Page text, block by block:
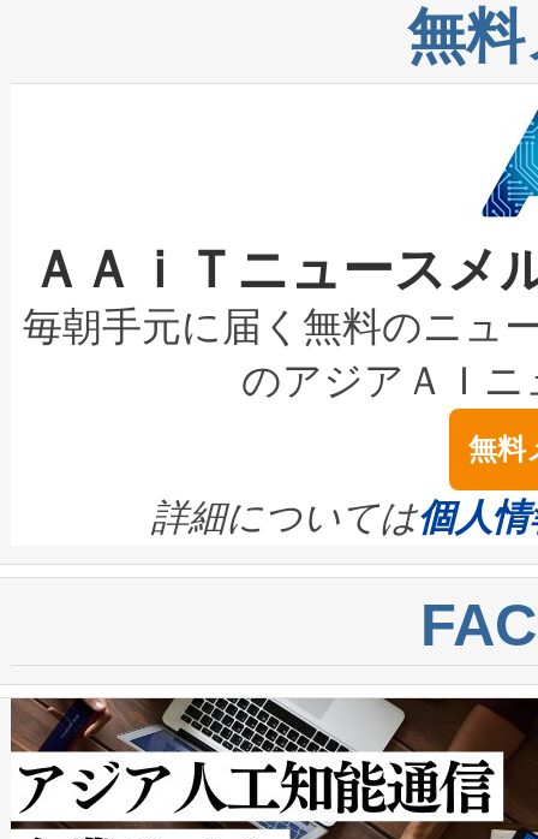
上げおよび商用化段階におけ
設備整備および立ち上げ調整
加組織は、Enzeneのバイオ
選定された製品について、自
取得できる可能性もあります
設には、3億～4億ドルかか
最高経営責任者（CEO）であ
す。「当社のfully-connected
ームを利用すれば、6,000万
きます。この効率性は、フェ
増加しているデータセンター
る電力網に大きな負担をかけ
事業者の負担軽減という課題
系統連系を迅速にし、ピーク
限を超えて利用可能な電力容
持できるよう貢献します。こ
ービスレベル契約（SLA）違
テリー性能の劣化によるダウ
念は、現在データセンターが
ます。 Voltaiq provides a
quality and reliability for AI
BESS stack to ensure battery
centers. Voltaiqは、ai&のAI
からシステム統合、試運転、
クルの各段階のデータを監視
[…]
リューション「Avia 2」を発
したAvia 2は、1,000メート
狭視野のFOVを切り替えるこ
ケーブル、枝などの細かな対
なレーザースポットにより、
な環境下でも豊かなディテー
キロメートル範囲を検出
LiDAR for Inspections,
は1535 nmレーザーを搭載。
イズの小径化を実現すること
す。ノーマルモードでは、
ートル先まで検出でき、これ
トに対して約600メートルに
では、反射率10％のターゲッ
で向上し、最大検知距離は
ットだけで最大1キロメート
ルの変電所周囲を監視でき、
無
ＡＡｉＴニュース
毎朝手元に届く無料のニュ
のアジアＡＩ
無料
詳細については個人